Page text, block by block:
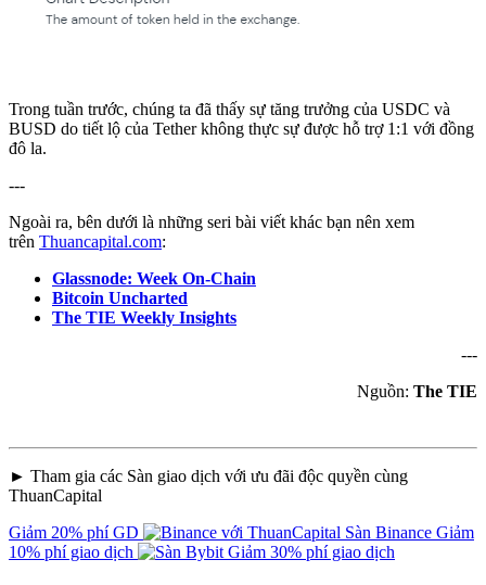
Trong tuần trước, chúng ta đã thấy sự tăng trưởng của USDC và
BUSD do tiết lộ của Tether không thực sự được hỗ trợ 1:1 với đồng
đô la.
---
Ngoài ra, bên dưới là những seri bài viết khác bạn nên xem
trên Thuancapital.com:
Glassnode: Week On-Chain
Bitcoin Uncharted
The TIE Weekly Insights
---
Nguồn: The TIE
► Tham gia các Sàn giao dịch với ưu đãi độc quyền cùng
ThuanCapital
Giảm 20% phí GD
Sàn Binance Giảm
10% phí giao dịch
Giảm 30% phí giao dịch